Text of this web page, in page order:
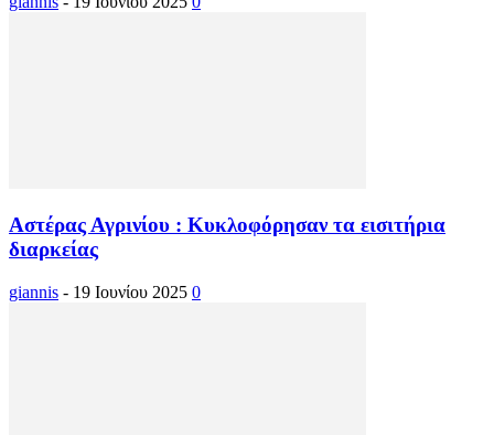
Αστέρας Αγρινίου : Κυκλοφόρησαν τα εισιτήρια
διαρκείας
giannis - 19 Ιουνίου 2025 0